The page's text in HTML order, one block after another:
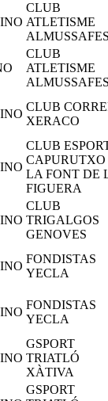
CLUB
ATLETISME
CLUB
ATLETISME
CLUB
XERACO
CLUB
CAPURUTXO
LA FONT DE
FIGUERA
CLUB
TRIGALGOS
GENOVES
FONDISTAS
YECLA
FONDISTAS
YECLA
GSPORT
TRIATLÓ
XÀTIVA
GSPORT